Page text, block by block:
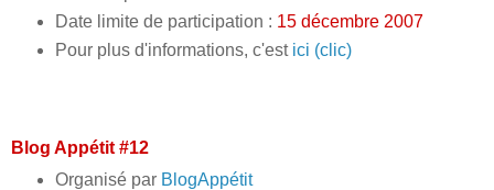
Date limite de participation : 15 décembre 2007
Pour plus d'informations, c'est ici (clic)
Blog Appétit #12
Organisé par BlogAppétit